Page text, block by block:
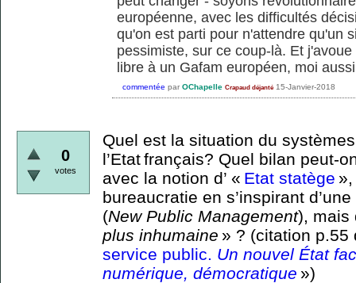
européenne, avec les difficultés
qu'on est parti pour n'attendre qu'un
pessimiste, sur ce coup-là. Et
libre à un Gafam européen, moi
commentée par OChapelle Crapaud déjanté 15-Janvier-2018
0
votes
Quel est la situation du
l’Etat français? Quel bilan peut-
avec la notion d’ « Etat statège
bureaucratie en s’inspirant
(New Public Management), mais
plus inhumaine » ? (citation p.55
service public. Un nouvel État
numérique, démocratique »)